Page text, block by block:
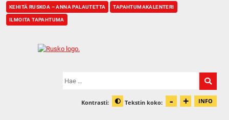
KEHITÄ RUSKOA – ANNA PALAUTETTA TAPAHTUMAKALENTERI
ILMOITA TAPAHTUMA
Hae:
Kontrasti: Muuta kontrastia
Tekstin koko: - + INFO